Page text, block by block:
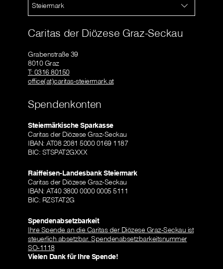
Steiermark
Caritas der Diözese Graz-Seckau
Grabenstraße 39
8010 Graz
T: 0316 80150
office(at)caritas-steiermark.at
Spendenkonten
Steiermärkische Sparkasse
Caritas der Diözese Graz-Seckau
IBAN: AT08 2081 5000 0169 1187
BIC: STSPAT2GXXX
Raiffeisen-Landesbank Steiermark
Caritas der Diözese Graz-Seckau
IBAN: AT40 3800 0000 0005 5111
BIC: RZSTAT2G
Spendenabsetzbarkeit
Ihre Spende an die Caritas der Diözese Graz-Seckau ist
steuerlich absetzbar. Spendenabsetzbarkeitsnummer
SO-1118
Vielen Dank für Ihre Spende!